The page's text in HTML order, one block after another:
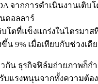
จากการดำเนินงานเติบ
ดอลลาร์
บโตที่แข็งแกร่งในไตรมาส
ขึ้น 9% เมื่อเทียบกับช่วงเ
กัน ธุรกิจฟิล์มถ่ายภาพก็ก
บแรงหนุนจากทั้งความต้อ